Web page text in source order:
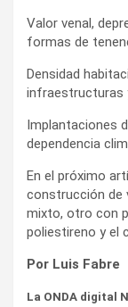
Valor venal,
formas de
Densidad
infraestructuras
Implantaciones
dependencia
En el próximo
construcción de
mixto, otro con
poliestireno y el
Por Luis Fabre
La ONDA digital